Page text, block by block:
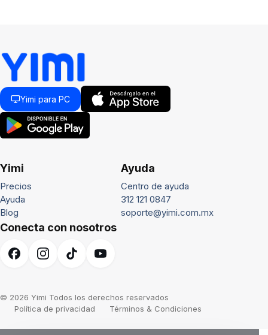
Yimi para PC
Yimi
Precios
Ayuda
Blog
Ayuda
Centro de ayuda
312 121 0847
soporte@yimi.com.mx
Conecta con nosotros
© 2026 Yimi Todos los derechos reservados
Política de privacidad
Términos & Condiciones